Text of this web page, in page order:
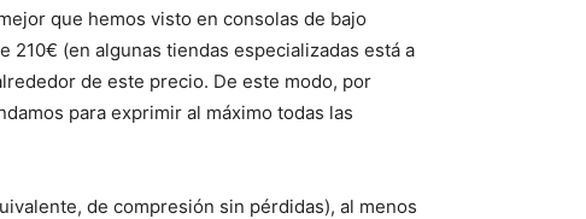
que hemos visto en consolas de bajo
(en algunas tiendas especializadas está a
de este precio. De este modo, por
para exprimir al máximo todas las
de compresión sin pérdidas), al menos